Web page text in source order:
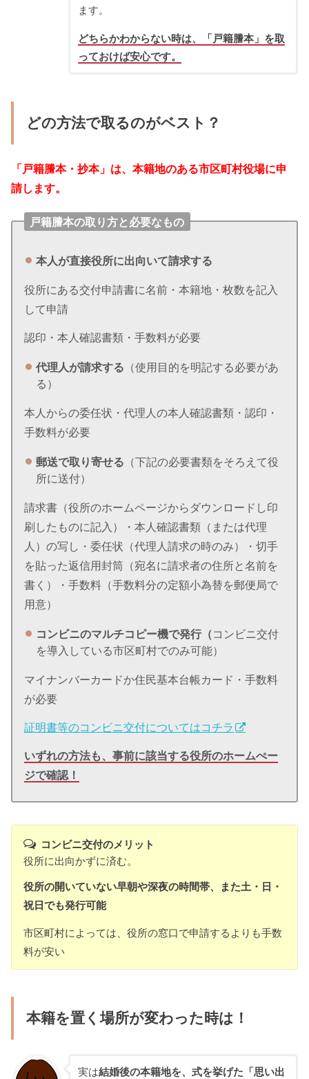
ます。
どちらかわからない時は、「戸籍謄本」を取
っておけば安心です。
どの方法で取るのがベスト？
「戸籍謄本・抄本」は、本籍地のある市区町村役場に申
請します。
戸籍謄本の取り方と必要なもの
本人が直接役所に出向いて請求する
役所にある交付申請書に名前・本籍地・枚数を記入
して申請
認印・本人確認書類・手数料が必要
代理人が請求する （使用目的を明記する必要があ
る）
本人からの委任状・代理人の本人確認書類・認印・
手数料が必要
郵送で取り寄せる （下記の必要書類をそろえて役
所に送付）
請求書（役所のホームページからダウンロードし印
刷したものに記入）・本人確認書類（または代理
人）の写し・委任状（代理人請求の時のみ）・切手
を貼った返信用封筒（宛名に請求者の住所と名前を
書く）・手数料（手数料分の定額小為替を郵便局で
用意）
コンビニのマルチコピー機で発行（コンビニ交付
を導入している市区町村でのみ可能）
マイナンバーカードか住民基本台帳カード・手数料
が必要
証明書等のコンビニ交付についてはコチラ
いずれの方法も、事前に該当する役所のホームぺー
ジで確認！
コンビニ交付のメリット
役所に出向かずに済む。
役所の開いていない早朝や深夜の時間帯、また土・日・
祝日でも発行可能
市区町村によっては、役所の窓口で申請するよりも手数
料が安い
本籍を置く場所が変わった時は！
実は結婚後の本籍地を、式を挙げた「思い出